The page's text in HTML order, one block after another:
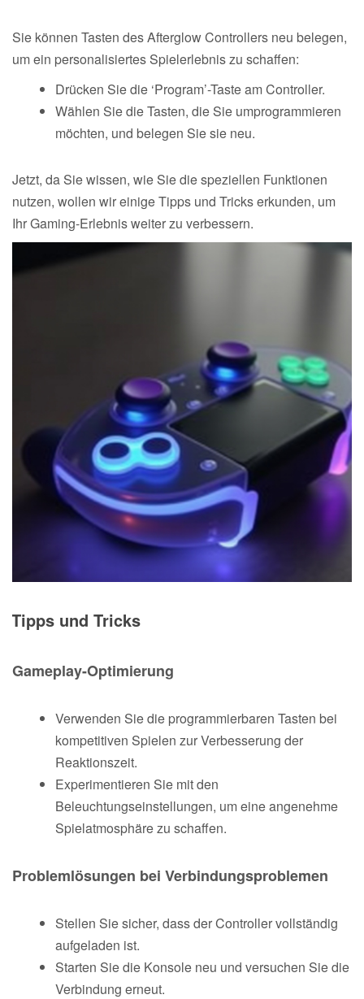
Sie können Tasten des Afterglow Controllers neu belegen,
um ein personalisiertes Spielerlebnis zu schaffen:
Drücken Sie die ‘Program’-Taste am Controller.
Wählen Sie die Tasten, die Sie umprogrammieren
möchten, und belegen Sie sie neu.
Jetzt, da Sie wissen, wie Sie die speziellen Funktionen
nutzen, wollen wir einige Tipps und Tricks erkunden, um
Ihr Gaming-Erlebnis weiter zu verbessern.
Tipps und Tricks
Gameplay-Optimierung
Verwenden Sie die programmierbaren Tasten bei
kompetitiven Spielen zur Verbesserung der
Reaktionszeit.
Experimentieren Sie mit den
Beleuchtungseinstellungen, um eine angenehme
Spielatmosphäre zu schaffen.
Problemlösungen bei Verbindungsproblemen
Stellen Sie sicher, dass der Controller vollständig
aufgeladen ist.
Starten Sie die Konsole neu und versuchen Sie die
Verbindung erneut.